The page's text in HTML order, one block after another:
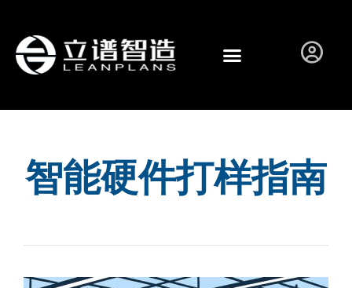
智能硬件打样指南